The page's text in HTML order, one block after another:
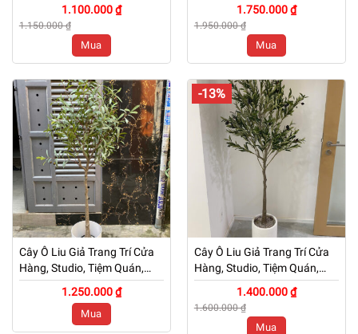
120cm – Mã: PN-CG006
1.100.000 ₫
1.150.000 ₫
Mua
150cm – Mã: PN-CG006
1.750.000 ₫
1.950.000 ₫
Mua
Cây Ô Liu Giả Trang Trí Cửa
Hàng, Studio, Tiệm Quán,
Văn Phòng, Nhà Cửa – Cao
160cm – Mã: PN-CG006
1.250.000 ₫
Mua
-13%
Cây Ô Liu Giả Trang Trí Cửa
Hàng, Studio, Tiệm Quán,
Văn Phòng, Nhà Cửa – Cao
160cm – Mã: PN-CG006
1.400.000 ₫
1.600.000 ₫
Mua